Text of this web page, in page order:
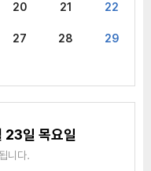
20 21 22
27 28 29
일 목요일
니다.